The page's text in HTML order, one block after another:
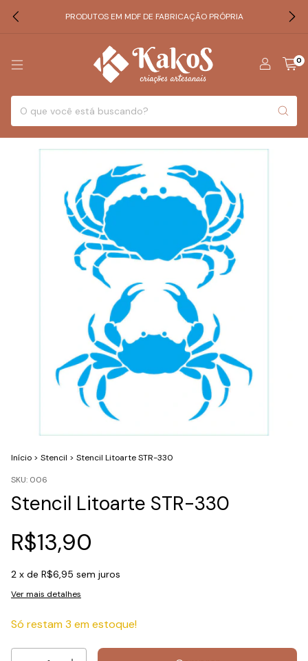
PRODUTOS EM MDF DE FABRICAÇÃO PRÓPRIA
0
Início > Stencil > Stencil Litoarte STR-330
SKU: 006
Stencil Litoarte STR-330
R$13,90
2 x de R$6,95 sem juros
Ver mais detalhes
Só restam3 em estoque!